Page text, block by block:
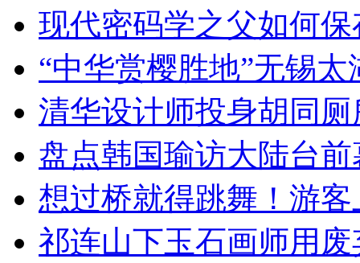
现代密码学之父如何
“中华赏樱胜地”无锡
清华设计师投身胡同
盘点韩国瑜访大陆台
想过桥就得跳舞！游客
祁连山下玉石画师用